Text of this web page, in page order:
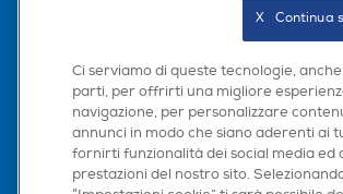
Scarica la nostra app
Ci serviamo di queste tecnologie,
parti, per offrirti una migliore
navigazione, per personalizzare
annunci in modo che siano aderenti ai
fornirti funzionalità dei social media ed
prestazioni del nostro sito.
X   Continua